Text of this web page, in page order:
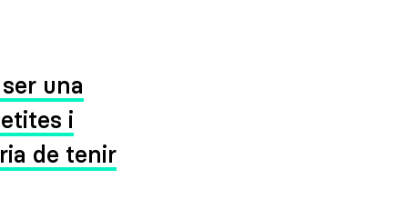
una
i
de tenir